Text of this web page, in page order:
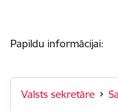
Papildu informācijai:
Valsts sekretāre